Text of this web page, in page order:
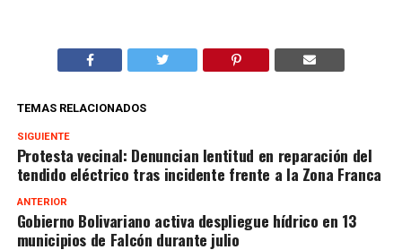
TEMAS RELACIONADOS
SIGUIENTE
Protesta vecinal: Denuncian lentitud en reparación del
tendido eléctrico tras incidente frente a la Zona Franca
ANTERIOR
Gobierno Bolivariano activa despliegue hídrico en 13
municipios de Falcón durante julio